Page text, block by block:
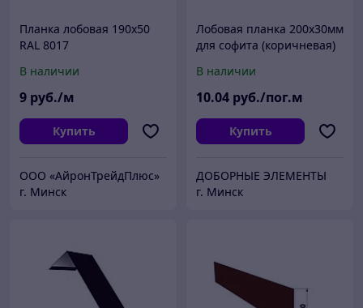
Планка лобовая 190х50
RAL 8017
В наличии
9 руб./м
Купить
ООО «АйронТрейдПлюс»
г. Минск
Лобовая планка 200х30мм
для софита (коричневая)
В наличии
10.04 руб./пог.м
Купить
ДОБОРНЫЕ ЭЛЕМЕНТЫ
г. Минск